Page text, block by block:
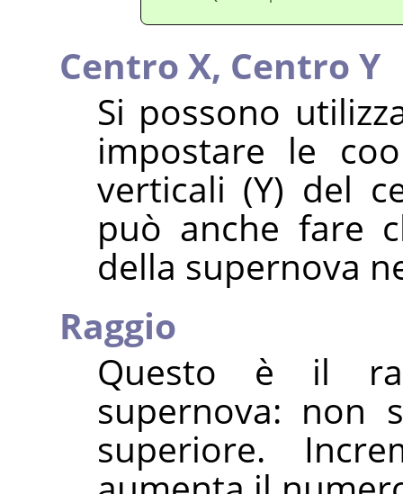
Centro X, Centro Y
Si possono
impostare le
verticali (Y) del
può anche fare
della supernova
Raggio
Questo è il
supernova: non
superiore.